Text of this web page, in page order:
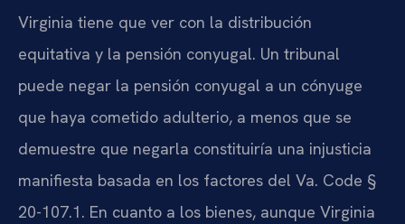
Virginia tiene que ver con la distribución
equitativa y la pensión conyugal. Un tribunal
puede negar la pensión conyugal a un cónyuge
que haya cometido adulterio, a menos que se
demuestre que negarla constituiría una injusticia
manifiesta basada en los factores del Va. Code §
20-107.1. En cuanto a los bienes, aunque Virginia